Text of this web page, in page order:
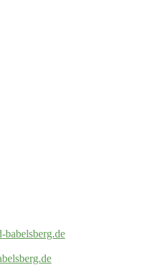
babelsberg.de